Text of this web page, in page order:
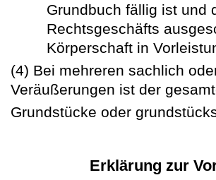
Grundbuch fällig ist und
Rechtsgeschäfts
Körperschaft in
(4) Bei mehreren sachlich
Veräußerungen ist der
Grundstücke oder
Erklärung zur